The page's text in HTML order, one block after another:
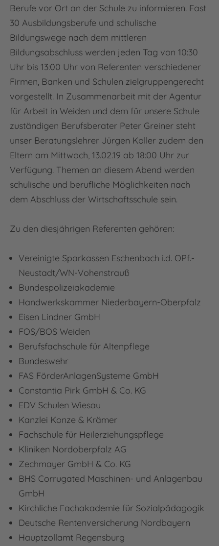
Berufe vor Ort an der Schule zu informieren. Fast
30 Ausbildungsberufe und schulische
Bildungswege nach dem mittleren
Bildungsabschluss werden jeden Tag von 10:30
Uhr bis 13:00 Uhr von Referenten verschiedener
Firmen, Banken und Schulen zielgruppengerecht
vorgestellt. In Zusammenarbeit mit der Agentur
für Arbeit in Weiden und dem für unsere Schule
zuständigen Berufsberater Peter Greiner steht
unser Beratungslehrer Jürgen Koller zudem den
Eltern am Mittwoch, 13.02.19 ab 18:00 Uhr zur
Verfügung. Themen an diesem Abend werden
schulische und berufliche Möglichkeiten nach
dem Abschluss der Wirtschaftsschule sein.
Zu den diesjährigen Referenten gehören:
Vereinigte Sparkassen Eschenbach i.d. OPf.-
Neustadt/WN-Vohenstrauß
Bundespolizeiakademie
Handwerkskammer Niederbayern-Oberpfalz
Eisen Lindner GmbH
FOS/BOS Weiden
Berufsfachschule für Altenpflege
Bundeswehr
FAS FörderAnlagenSysteme GmbH
Constantia Pirk GmbH & Co. KG
EDV Schulen Wiesau
Kanzlei Konze & Krämer
Fachschule für Heilerziehungspflege
Kliniken Nordoberpfalz AG
Zechmayer GmbH & Co. KG
BHS Corrugated Maschinen- und Anlagenbau
GmbH
Kirchliche Fachakademie für Sozialpädagogik
Deutsche Rentenversicherung Nordbayern
Hauptzollamt Regensburg